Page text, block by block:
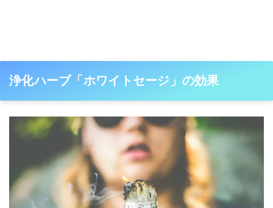
浄化ハーブ「ホワイトセージ」の効果